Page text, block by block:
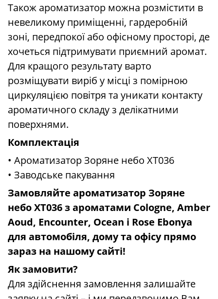
Також ароматизатор можна розмістити в
невеликому приміщенні, гардеробній
зоні, передпокої або офісному просторі, де
хочеться підтримувати приємний аромат.
Для кращого результату варто
розміщувати виріб у місці з помірною
циркуляцією повітря та уникати контакту
ароматичного складу з делікатними
поверхнями.
Комплектація
• Ароматизатор Зоряне небо XT036
• Заводське пакування
Замовляйте ароматизатор Зоряне
небо XT036 з ароматами Cologne, Amber
Aoud, Encounter, Ocean і Rose Ebonya
для автомобіля, дому та офісу прямо
зараз на нашому сайті!
Як замовити?
Для здійснення замовлення залишайте